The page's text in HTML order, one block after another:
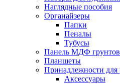
Наглядные пособия
Органайзеры
Папки
Пеналы
Тубусы
Панель МДФ
Планшеты
Принадлежности для
Аксессуары